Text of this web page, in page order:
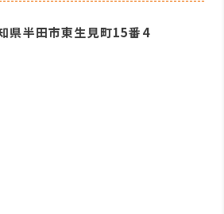
県半田市東生見町15番4